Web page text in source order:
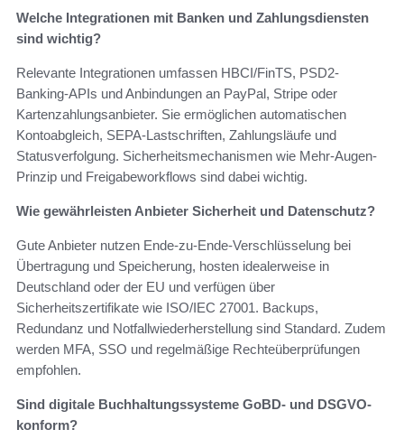
Welche Integrationen mit Banken und Zahlungsdiensten
sind wichtig?
Relevante Integrationen umfassen HBCI/FinTS, PSD2-
Banking-APIs und Anbindungen an PayPal, Stripe oder
Kartenzahlungsanbieter. Sie ermöglichen automatischen
Kontoabgleich, SEPA-Lastschriften, Zahlungsläufe und
Statusverfolgung. Sicherheitsmechanismen wie Mehr-Augen-
Prinzip und Freigabeworkflows sind dabei wichtig.
Wie gewährleisten Anbieter Sicherheit und Datenschutz?
Gute Anbieter nutzen Ende-zu-Ende-Verschlüsselung bei
Übertragung und Speicherung, hosten idealerweise in
Deutschland oder der EU und verfügen über
Sicherheitszertifikate wie ISO/IEC 27001. Backups,
Redundanz und Notfallwiederherstellung sind Standard. Zudem
werden MFA, SSO und regelmäßige Rechteüberprüfungen
empfohlen.
Sind digitale Buchhaltungssysteme GoBD- und DSGVO-
konform?